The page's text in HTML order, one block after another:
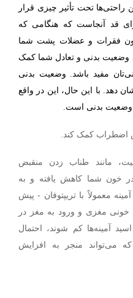
راحتی‌ها تحت تأثیر چیزی قرار
قد آنجاست که هنگامی که
ستون فقرات و عضلات پشت شما
وضعیت بدنی و تعادل شما کمک
مفید باشد. وضعیت بدنی
دهد. با این حال، این در واقع
وضعیت بدنی است.
اضطراب کمک کند.
مانند طناب زدن منقبض
خون شما کاهش یافته و به
معمولاً با تریپتوفان - پیش
خونی مغزی و ورود به مغز در
آمینه‌ها کم شوند، احتمال
می‌تواند منجر به افزایش